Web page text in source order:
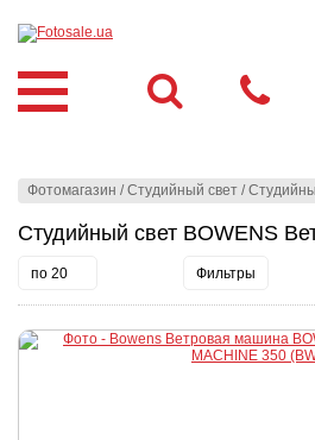
Фотомагазин /Студийный свет /
Студийный свет BOWENS
по 20 Фильтры